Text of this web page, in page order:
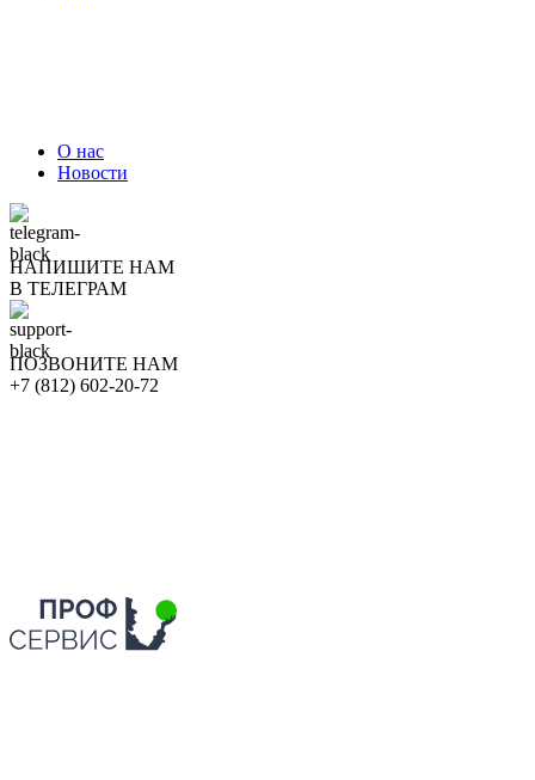
О нас
Новости
НАПИШИТЕ НАМ
В ТЕЛЕГРАМ
ПОЗВОНИТЕ НАМ
+7 (812) 602-20-72